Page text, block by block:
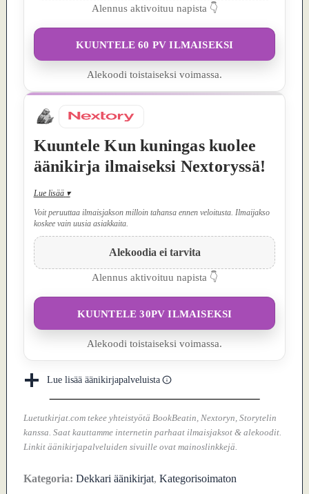
Alennus aktivoituu napista 👇
KUUNTELE 60 PV ILMAISEKSI
Alekoodi toistaiseksi voimassa.
Kuuntele Kun kuningas kuolee
äänikirja ilmaiseksi Nextoryssä!
Lue lisää ▾
Voit peruuttaa ilmaisjakson milloin tahansa ennen veloitusta. Ilmaijakso
koskee vain uusia asiakkaita.
Alekoodia ei tarvita
Alennus aktivoituu napista 👇
KUUNTELE 30PV ILMAISEKSI
Alekoodi toistaiseksi voimassa.
Lue lisää äänikirjapalveluista
Luetutkirjat.com tekee yhteistyötä BookBeatin, Nextoryn, Storytelin
kanssa. Saat kauttamme internetin parhaat ilmaisjaksot & alekoodit.
Linkit äänikirjapalveluiden sivuille ovat mainoslinkkejä.
Kategoria: Dekkari äänikirjat, Kategorisoimaton